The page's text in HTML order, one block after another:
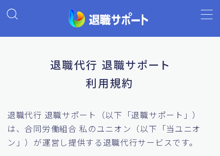
MENU
退職代行ランキング
退職代行 退職サポート
利用規約
退職代行 退職サポート（以下「退職サポート」）
は、合同労働組合 私のユニオン（以下「当ユニオ
ン」）が運営し提供する退職代行サービスです。